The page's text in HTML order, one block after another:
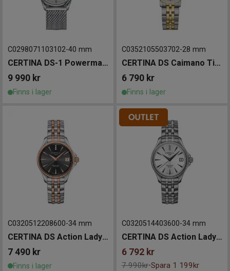
C0298071103102-40 mm
CERTINA DS-1 Powermatic 80 40mm
9 990 kr
Finns i lager
C0352105503702-28 mm
CERTINA DS Caimano Titanium 28mm
6 790 kr
Finns i lager
C0320512208600-34 mm
CERTINA DS Action Lady Diamonds 34mm
7 490 kr
Finns i lager
C0320514403600-34 mm
CERTINA DS Action Lady Diamonds 34mm
6 792 kr
7 990kr-Spara 1 199kr